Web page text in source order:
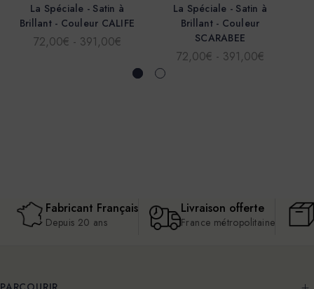
La Spéciale - Satin à
Brillant - Couleur CALIFE
72,00€ - 391,00€
La Spéciale - Satin à
Brillant - Couleur
SCARABEE
72,00€ - 391,00€
Fabricant Français
Depuis 20 ans
Livraison offerte
France métropolitaine